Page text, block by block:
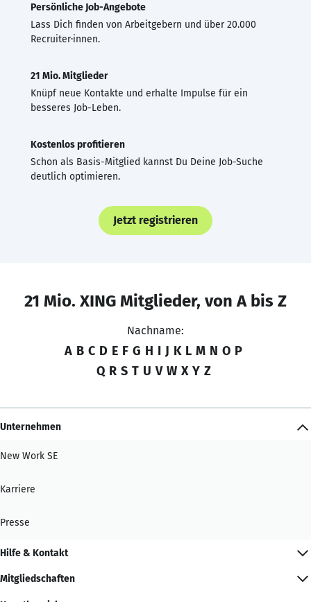
Persönliche Job-Angebote
Lass Dich finden von Arbeitgebern und über 20.000
Recruiter·innen.
21 Mio. Mitglieder
Knüpf neue Kontakte und erhalte Impulse für ein
besseres Job-Leben.
Kostenlos profitieren
Schon als Basis-Mitglied kannst Du Deine Job-Suche
deutlich optimieren.
Jetzt registrieren
21 Mio. XING Mitglieder, von A bis Z
Nachname:
A B C D E F G H I J K L M N O P
Q R S T U V W X Y Z
Unternehmen
New Work SE
Karriere
Presse
Hilfe & Kontakt
Mitgliedschaften